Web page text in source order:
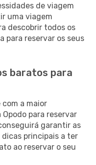
de viagem
uma viagem
descobrir todos os
para reservar os seus
baratos para
com a maior
para reservar
garantir as
dicas principais a ter
ao reservar o seu